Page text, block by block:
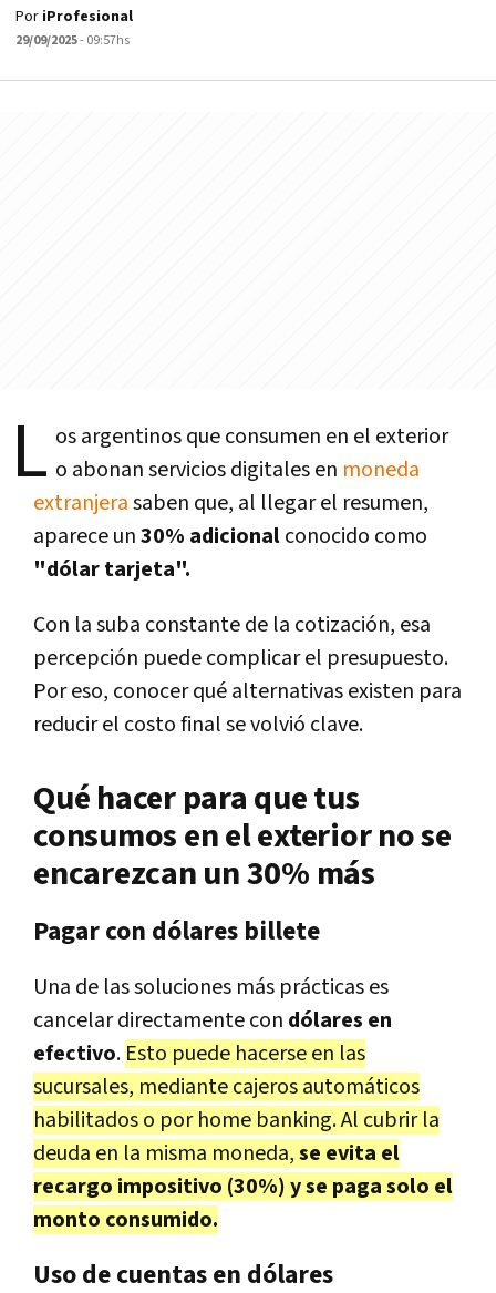
Por iProfesional
29/09/2025- 09:57hs
L os argentinos que consumen en el exterior
o abonan servicios digitales en moneda
extranjerasaben que, al llegar el resumen,
aparece un30% adicionalconocido como
"dólar tarjeta".
Con la suba constante de la cotización, esa
percepción puede complicar el presupuesto.
Por eso, conocer qué alternativas existen para
reducir el costo final se volvió clave.
Qué hacer para que tus
consumos en el exterior no se
encarezcan un 30% más
Pagar con dólares billete
Una de las soluciones más prácticas es
cancelar directamente con dólares en
efectivo. Esto puede hacerse en las
sucursales, mediante cajeros automáticos
habilitados o por home banking. Al cubrir la
deuda en la misma moneda,se evita el
recargo impositivo (30%) y se paga solo el
monto consumido.
Uso de cuentas en dólares